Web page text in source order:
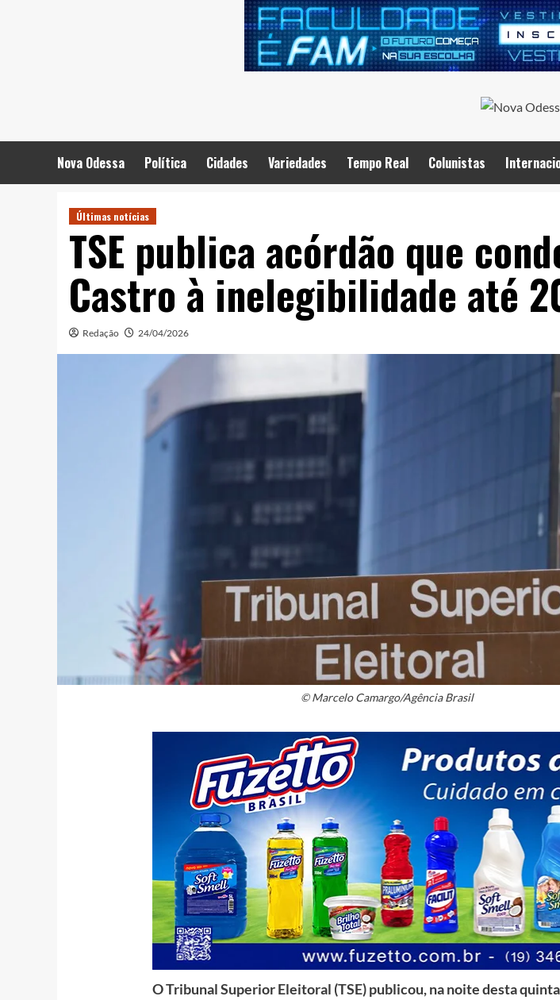
Nova Odessa Política Cidades Variedades Tempo Real Colunistas
Últimas notícias
TSE publica acórdão que
Castro à inelegibilidade até
Redação 24/04/2026
© Marcelo Camargo/Agência Brasil
O Tribunal Superior Eleitoral (TSE) publicou, na noite desta